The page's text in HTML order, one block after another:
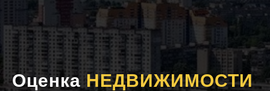
ОценкаНЕДВИЖИМОСТИ